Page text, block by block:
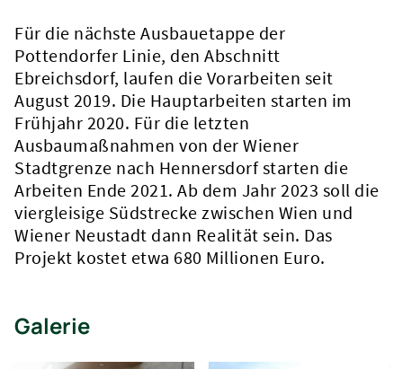
Für die nächste Ausbauetappe der
Pottendorfer Linie, den Abschnitt
Ebreichsdorf, laufen die Vorarbeiten seit
August 2019. Die Hauptarbeiten starten im
Frühjahr 2020. Für die letzten
Ausbaumaßnahmen von der Wiener
Stadtgrenze nach Hennersdorf starten die
Arbeiten Ende 2021. Ab dem Jahr 2023 soll die
viergleisige Südstrecke zwischen Wien und
Wiener Neustadt dann Realität sein. Das
Projekt kostet etwa 680 Millionen Euro.
Galerie